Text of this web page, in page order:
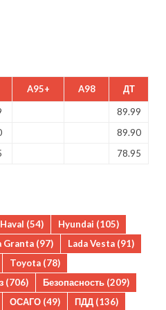
A95+ A98 ДТ
89.99
89.90
78.95
Haval (54) Hyundai (105)
Granta (97) Lada Vesta (91)
Toyota (78)
(706) Безопасность (209)
ОСАГО (49) ПДД (136)